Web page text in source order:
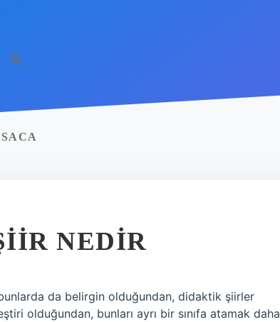
NEDIR
da belirgin olduğundan, didaktik şiirler
olduğundan, bunları ayrı bir sınıfa atamak daha